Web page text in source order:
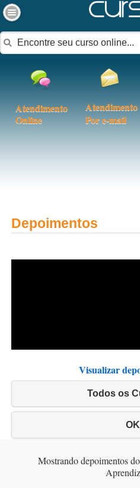
Atendimento
Online
Atendimento
Por e-mail
Depoimentos
Visualizar
Todos os
OK
Mostrando depoimentos